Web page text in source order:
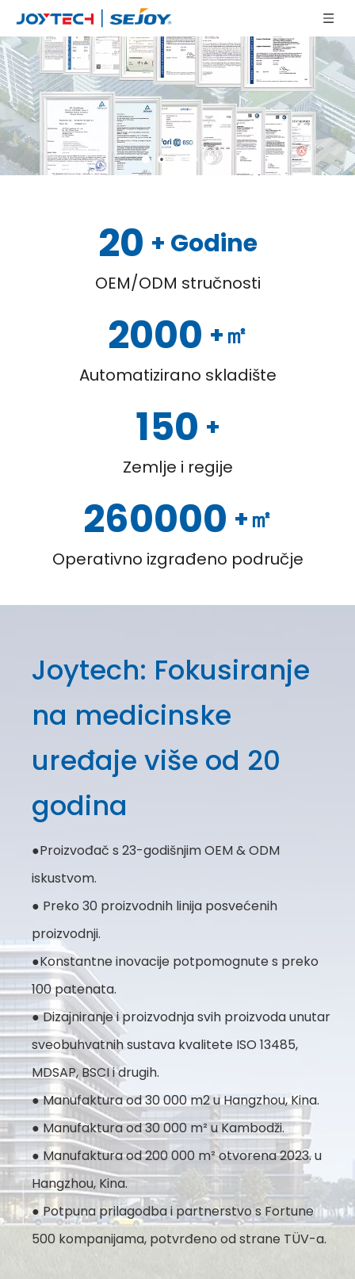
20 + Godine
OEM/ODM stručnosti
2000 +㎡
Automatizirano skladište
150 +
Zemlje i regije
260000 +㎡
Operativno izgrađeno područje
Joytech: Fokusiranje
na medicinske
uređaje više od 20
godina
●Proizvođač s 23-godišnjim OEM & ODM
iskustvom.
● Preko 30 proizvodnih linija posvećenih
proizvodnji.
●Konstantne inovacije potpomognute s preko
100 patenata.
● Dizajniranje i proizvodnja svih proizvoda unutar
sveobuhvatnih sustava kvalitete ISO 13485,
MDSAP, BSCI i drugih.
● Manufaktura od 30 000 m2 u Hangzhou, Kina.
● Manufaktura od 30 000 m² u Kambodži.
● Manufaktura od 200 000 m² otvorena 2023. u
Hangzhou, Kina.
● Potpuna prilagodba i partnerstvo s Fortune
500 kompanijama, potvrđeno od strane TÜV-a.